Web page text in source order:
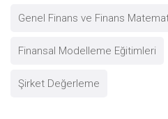
Genel Finans ve Finans
Finansal Modelleme Eğitimleri
Şirket Değerleme